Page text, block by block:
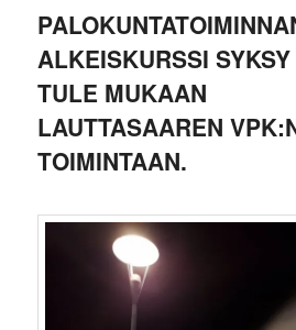
ALKEISKURSSI
TULE MUKAAN
LAUTTASAAREN
TOIMINTAAN.